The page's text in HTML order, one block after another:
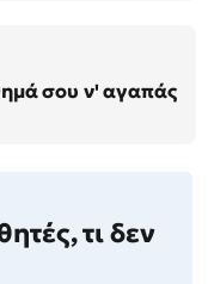
σου ν' αγαπάς
τι δεν